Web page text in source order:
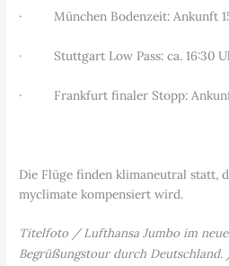
· München Bodenzeit: Ankunft
· Stuttgart Low Pass: ca. 16:30
· Frankfurt finaler Stopp:
Die Flüge finden klimaneutral statt,
myclimate kompensiert wird.
Titelfoto / Lufthansa Jumbo im
Begrüßungstour durch